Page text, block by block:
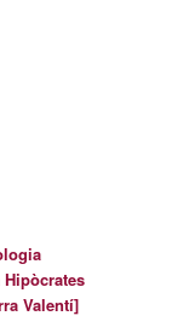
Valentí]